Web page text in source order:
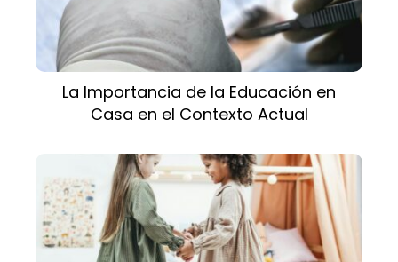
La Importancia de la Educación en
Casa en el Contexto Actual